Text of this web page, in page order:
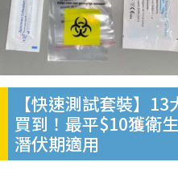
【快速測試套裝】
買到！最平$10獲衛
潛伏期適用